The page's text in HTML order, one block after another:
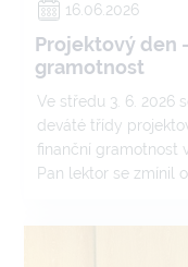
16.06.2026
Projektový den
gramotnost
Ve středu 3. 6. 2026
deváté třídy
finanční gramotnost
Pan lektor se zmínil